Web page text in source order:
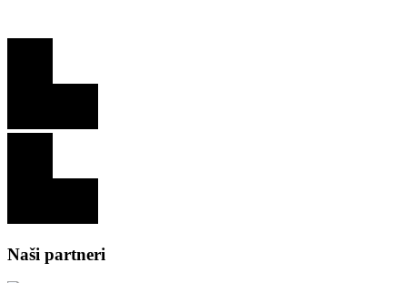
Naši partneri